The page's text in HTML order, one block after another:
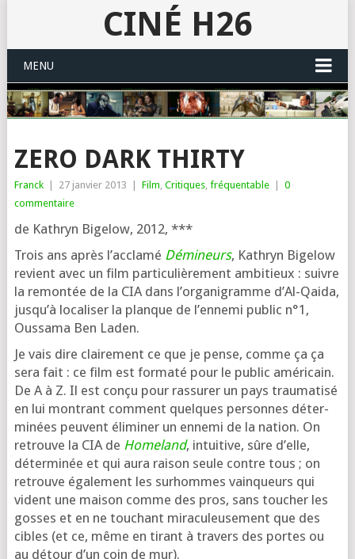
CINÉ H26
MENU
ZERO DARK THIRTY
Franck 27 janvier 2013 Film, Critiques, fréquentable
0
commentaire
de Kathryn Bigelow, 2012, ***
Trois ans après l’ac­cla­mé Démineurs, Kathryn Bigelow
revient avec un film par­ti­cu­liè­re­ment ambi­tieux : suivre
la remon­tée de la CIA dans l’or­ga­ni­gramme d’Al-Qaida,
jus­qu’à loca­li­ser la planque de l’en­ne­mi public n°1,
Oussama Ben Laden.
Je vais dire clai­re­ment ce que je pense, comme ça ça
sera fait : ce film est for­ma­té pour le public amé­ri­cain.
De A à Z. Il est conçu pour ras­su­rer un pays trau­ma­ti­sé
en lui mon­trant com­ment quelques per­sonnes déter­
mi­nées peuvent éli­mi­ner un enne­mi de la nation. On
retrouve la CIA de Homeland, intui­tive, sûre d’elle,
déter­mi­née et qui aura rai­son seule contre tous ; on
retrouve éga­le­ment les sur­hommes vain­queurs qui
vident une mai­son comme des pros, sans tou­cher les
gosses et en ne tou­chant mira­cu­leu­se­ment que des
cibles (et ce, même en tirant à tra­vers des portes ou
au détour d’un coin de mur).